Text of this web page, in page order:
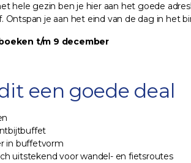
hele gezin ben je hier aan het goede
Ontspan je aan het eind van de dag in het
t/m 9 december
een goede deal
in buffetvorm
uitstekend voor wandel- en fietsroutes